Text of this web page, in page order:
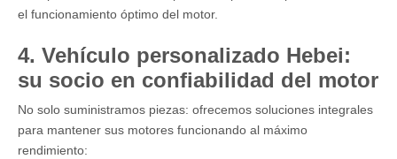
el funcionamiento óptimo del motor.
4. Vehículo personalizado Hebei:
su socio en confiabilidad del motor
No solo suministramos piezas: ofrecemos soluciones integrales
para mantener sus motores funcionando al máximo
rendimiento: